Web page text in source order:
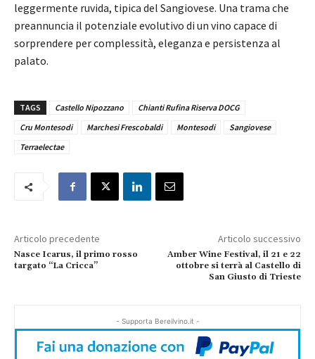
leggermente ruvida, tipica del Sangiovese. Una trama che
preannuncia il potenziale evolutivo di un vino capace di
sorprendere per complessità, eleganza e persistenza al
palato.
TAGS Castello Nipozzano
Chianti Rufina Riserva DOCG
Cru Montesodi
Marchesi Frescobaldi Montesodi
Sangiovese
Terraelectae
Articolo precedente
Nasce Icarus, il primo rosso
targato “La Cricca”
Articolo successivo
Amber Wine Festival, il 21 e 22
ottobre si terrà al Castello di
San Giusto di Trieste
- Supporta Bereilvino.it -